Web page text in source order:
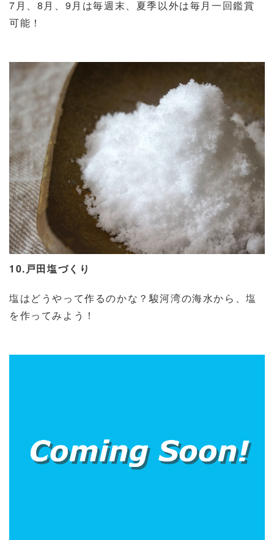
7月、8月、9月は毎週末、夏季以外は毎月一回鑑賞
可能！
10.戸田塩づくり
塩はどうやって作るのかな？駿河湾の海水から、塩
を作ってみよう！